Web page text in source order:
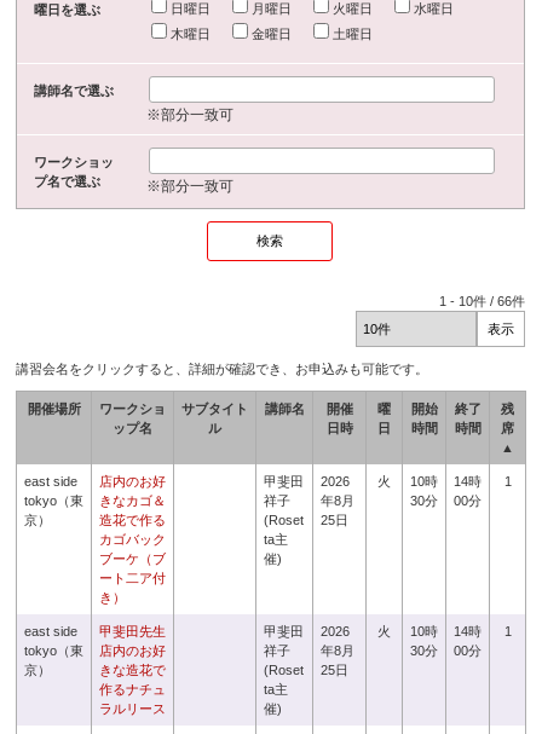
曜日を選ぶ 日曜日 月曜日 火曜日
水曜日
木曜日
金曜日 土曜日
講師名で選ぶ
※部分一致可
ワークショッ
プ名で選ぶ
※部分一致可
1 - 10件 /66件
講習会名をクリックすると、詳細が確認でき、お申込みも可能です。
開催場所
ワークショ
ップ名
サブタイト
ル
講師名
開催
日時
曜
日
開始
時間
終了
時間
残
席
▲
east side
tokyo（東
京）
店内のお好
きなカゴ＆
造花で作る
カゴバック
ブーケ（ブ
ート二ア付
き）
甲斐田
祥子
(Roset
ta主
催)
2026
年8月
25日
火
10時
30分
14時
00分
1
east side
tokyo（東
京）
甲斐田先生
店内のお好
きな造花で
作るナチュ
ラルリース
甲斐田
祥子
(Roset
ta主
催)
2026
年8月
25日
火
10時
30分
14時
00分
1